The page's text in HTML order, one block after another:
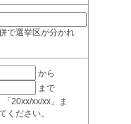
で選挙区が分かれ
から
まで
20xx/xx/xx」ま
ださい。